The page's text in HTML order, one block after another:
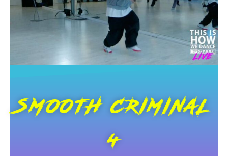
SMOOTH CRIMINAL
4